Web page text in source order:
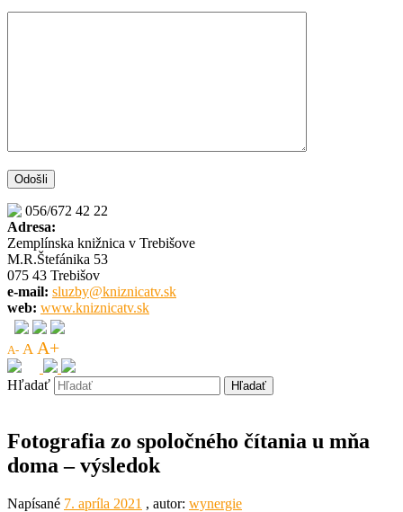
056/672 42 22
Adresa:
Zemplínska knižnica v Trebišove
M.R.Štefánika 53
075 43 Trebišov
e-mail: sluzby@kniznicatv.sk
web: www.kniznicatv.sk
A- A A+
Hľadať
Fotografia zo spoločného čítania u mňa
doma – výsledok
Napísané 7. apríla 2021 , autor: wynergie